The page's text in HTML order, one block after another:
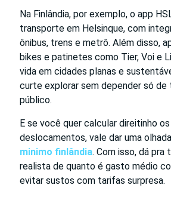
Na Finlândia, por exemplo, o app
transporte em Helsinque, com
ônibus, trens e metrô. Além disso,
bikes e patinetes como Tier, Voi e
vida em cidades planas e
curte explorar sem depender só de
público.
E se você quer calcular direitinho
deslocamentos, vale dar uma
minimo finlândia. Com isso, dá pra
realista de quanto é gasto médio
evitar sustos com tarifas surpresa.